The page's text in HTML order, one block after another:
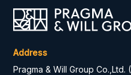
Address
Pragma & Will Group Co.,Ltd.